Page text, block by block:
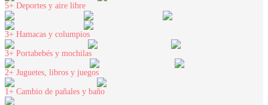
5+ Deportes y aire libre
3+ Hamacas y columpios
3+ Portabebés y mochilas
2+ Juguetes, libros y juegos
1+ Cambio de pañales y baño